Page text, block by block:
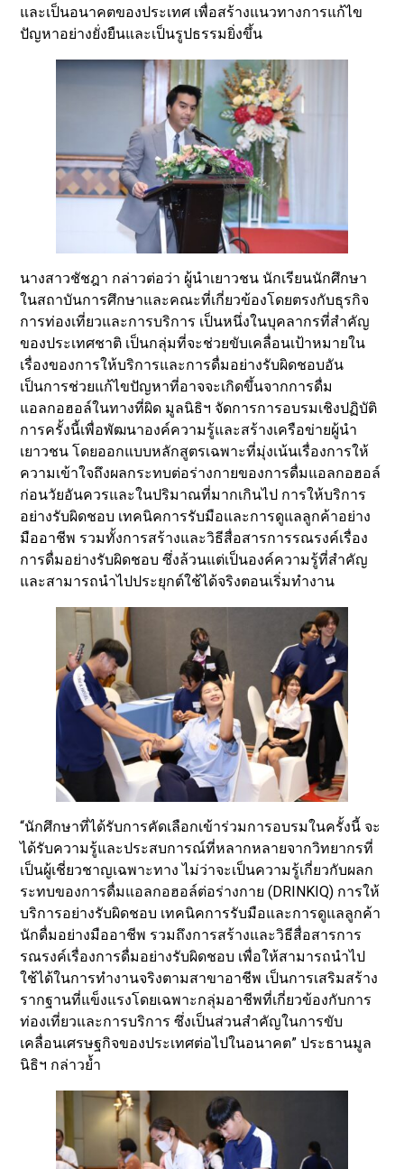
และเป็นอนาคตของประเทศ เพื่อสร้างแนวทางการแก้ไข
ปัญหาอย่างยั่งยืนและเป็นรูปธรรมยิ่งขึ้น
นางสาวชัชฎา กล่าวต่อว่า ผู้นำเยาวชน นักเรียนนักศึกษา
ในสถาบันการศึกษาและคณะที่เกี่ยวข้องโดยตรงกับธุรกิจ
การท่องเที่ยวและการบริการ เป็นหนึ่งในบุคลากรที่สำคัญ
ของประเทศชาติ เป็นกลุ่มที่จะช่วยขับเคลื่อนเป้าหมายใน
เรื่องของการให้บริการและการดื่มอย่างรับผิดชอบอัน
เป็นการช่วยแก้ไขปัญหาที่อาจจะเกิดขึ้นจากการดื่ม
แอลกอฮอล์ในทางที่ผิด มูลนิธิฯ จัดการการอบรมเชิงปฏิบัติ
การครั้งนี้เพื่อพัฒนาองค์ความรู้และสร้างเครือข่ายผู้นำ
เยาวชน โดยออกแบบหลักสูตรเฉพาะที่มุ่งเน้นเรื่องการให้
ความเข้าใจถึงผลกระทบต่อร่างกายของการดื่มแอลกอฮอล์
ก่อนวัยอันควรและในปริมาณที่มากเกินไป การให้บริการ
อย่างรับผิดชอบ เทคนิคการรับมือและการดูแลลูกค้าอย่าง
มืออาชีพ รวมทั้งการสร้างและวิธีสื่อสารการรณรงค์เรื่อง
การดื่มอย่างรับผิดชอบ ซึ่งล้วนแต่เป็นองค์ความรู้ที่สำคัญ
และสามารถนำไปประยุกต์ใช้ได้จริงตอนเริ่มทำงาน
“นักศึกษาที่ได้รับการคัดเลือกเข้าร่วมการอบรมในครั้งนี้ จะ
ได้รับความรู้และประสบการณ์ที่หลากหลายจากวิทยากรที่
เป็นผู้เชี่ยวชาญเฉพาะทาง ไม่ว่าจะเป็นความรู้เกี่ยวกับผลก
ระทบของการดื่มแอลกอฮอล์ต่อร่างกาย (DRINKIQ) การให้
บริการอย่างรับผิดชอบ เทคนิคการรับมือและการดูแลลูกค้า
นักดื่มอย่างมืออาชีพ รวมถึงการสร้างและวิธีสื่อสารการ
รณรงค์เรื่องการดื่มอย่างรับผิดชอบ เพื่อให้สามารถนำไป
ใช้ได้ในการทำงานจริงตามสาขาอาชีพ เป็นการเสริมสร้าง
รากฐานที่แข็งแรงโดยเฉพาะกลุ่มอาชีพที่เกี่ยวข้องกับการ
ท่องเที่ยวและการบริการ ซึ่งเป็นส่วนสำคัญในการขับ
เคลื่อนเศรษฐกิจของประเทศต่อไปในอนาคต” ประธานมูล
นิธิฯ กล่าวย้ำ